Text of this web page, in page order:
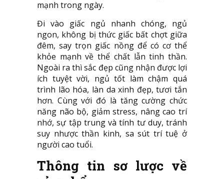
mạnh trong ngày.
Đi vào giấc ngủ nhanh chóng, ngủ
ngon, không bị thức giấc bất chợt giữa
đêm, say trọn giấc nồng để có cơ thể
khỏe mạnh về thể chất lẫn tinh thần.
Ngoài ra thì sắc đẹp cũng nhận được lợi
ích tuyệt vời, ngủ tốt làm chậm quá
trình lão hóa, làn da xinh đẹp, tươi tắn
hơn. Cùng với đó là tăng cường chức
năng não bộ, giảm stress, nâng cao trí
nhớ, sự tập trung và tính tư duy, tránh
suy nhược thần kinh, sa sút trí tuệ ở
người cao tuổi.
Thông tin sơ lược về